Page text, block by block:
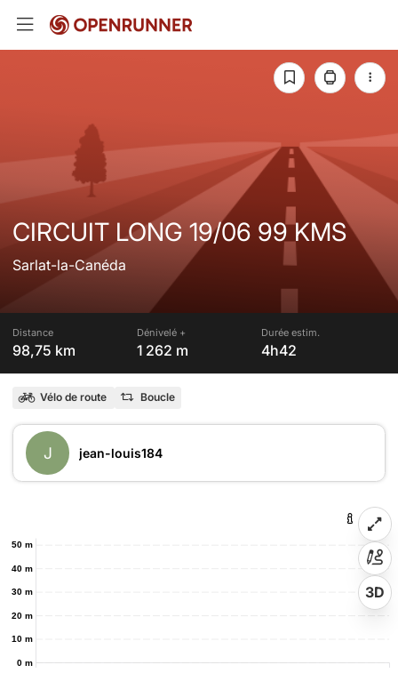
CIRCUIT LONG 19/06 99 KMS
Sarlat-la-Canéda
Distance
98,75 km
Dénivelé +
1 262 m
Durée estim.
4h42
Vélo de route Boucle
J jean-louis184
0 m
10 m
20 m
30 m
40 m
50 m
3D